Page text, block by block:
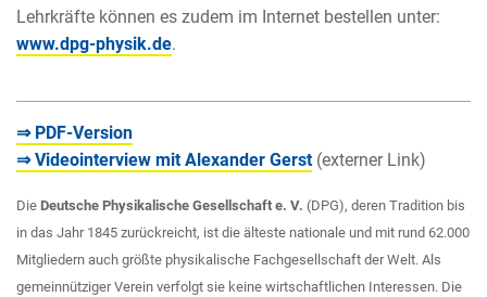
Lehrkräfte können es zudem im Internet bestellen unter:
www.dpg-physik.de.
⇒ PDF-Version
⇒ Videointerview mit Alexander Gerst(externer Link)
Die Deutsche Physikalische Gesellschaft e. V. (DPG), deren Tradition bis
in das Jahr 1845 zurückreicht, ist die älteste nationale und mit rund 62.000
Mitgliedern auch größte physikalische Fachgesellschaft der Welt. Als
gemeinnütziger Verein verfolgt sie keine wirtschaftlichen Interessen. Die